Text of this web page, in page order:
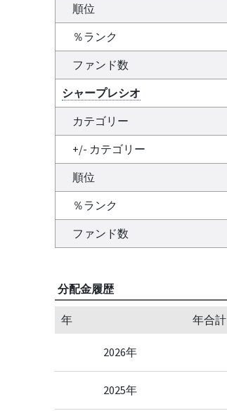
順位
％ランク
ファンド数
シャープレシオ
カテゴリー
+/- カテゴリー
順位
％ランク
ファンド数
分配金履歴
年 年合計
2026年
2025年